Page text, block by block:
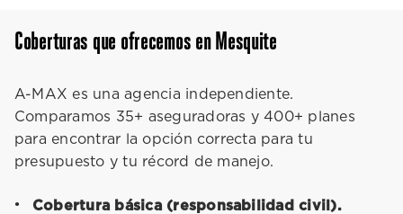
Coberturas que ofrecemos en Mesquite
A-MAX es una agencia independiente.
Comparamos 35+ aseguradoras y 400+ planes
para encontrar la opción correcta para tu
presupuesto y tu récord de manejo.
Cobertura básica (responsabilidad civil).